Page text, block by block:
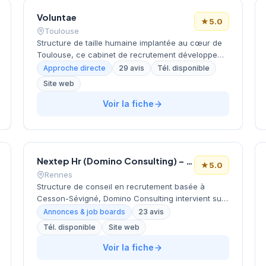
Cette reconnaissance témoigne de la qualité du
service rendu et de la satisfaction des entreprises
partenaires.
Voluntae
Toulouse
★5.0
Structure de taille humaine implantée au cœur de
Toulouse, ce cabinet de recrutement développe
son activité depuis son siège situé 9 rue Charles
Camichel. L'équipe accompagne les entreprises
locales et régionales dans leurs recrutements, en
s'appuyant sur une connaissance fine du marché
candidats et recruteurs de la région Occitanie.
Approche directe 29 avis
Tél. disponible
Site web
Voir la fiche
Nextep Hr (Domino Consulting) – Rennes
Rennes
★5.0
Structure de conseil en recrutement basée à
Cesson-Sévigné, Domino Consulting intervient sur
le bassin rennais depuis son adresse de la rue
Claude Chappe. Le cabinet développe une
approche personnalisée du recrutement pour
accompagner les entreprises dans leurs
Annonces & job boards
23 avis
Tél. disponible
Site web
Voir la fiche